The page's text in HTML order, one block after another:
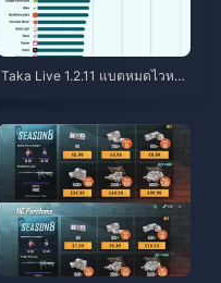
Taka Live 1.2.11 แบตหมดไวหลัง